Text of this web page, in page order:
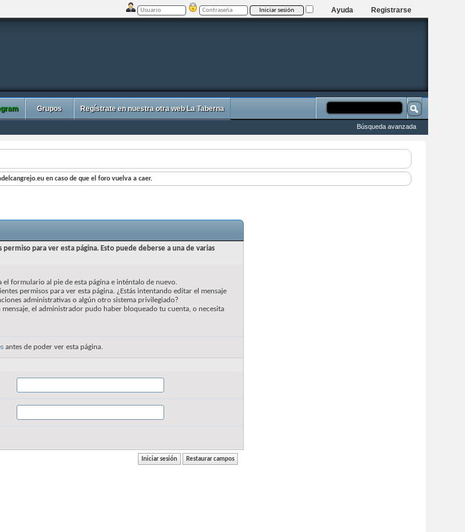
Registrarse
Ayuda
Grupos Regístrate en nuestra otra web La Taberna
Búsqueda avanzada
en caso de que el foro vuelva a caer.
permiso para ver esta página. Esto puede deberse a una de varias
el formulario al pie de esta página e inténtalo de nuevo.
permisos para ver esta página. ¿Estás intentando editar el mensaje
administrativas o algún otro sistema privilegiado?
el administrador pudo haber bloqueado tu cuenta, o necesita
antes de poder ver esta página.